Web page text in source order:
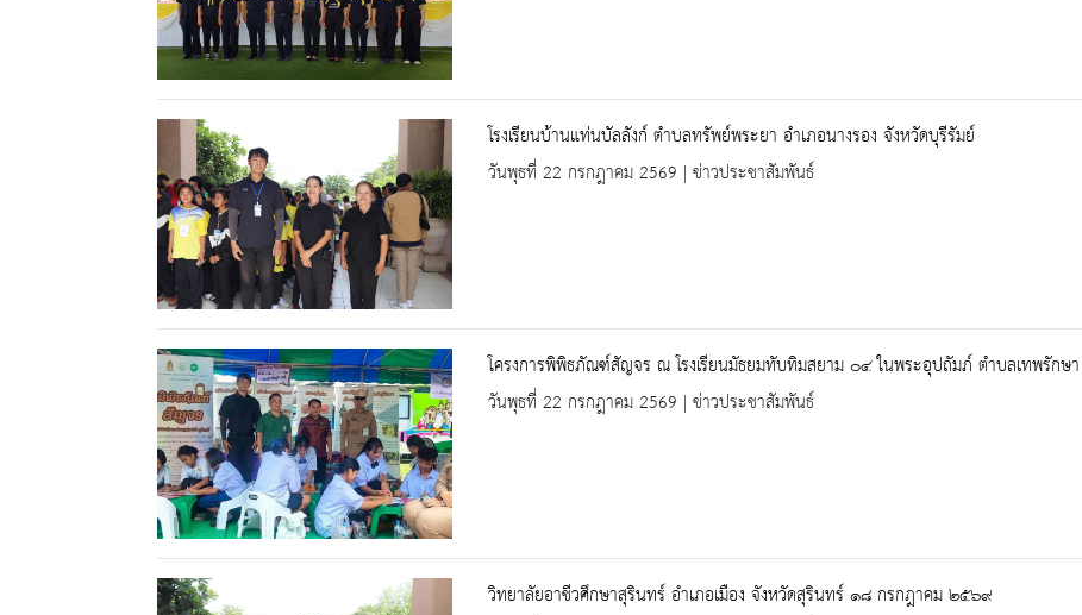
โรงเรียนบ้านแท่นบัลลังก์ ตำบลทรัพย์พระยา อำเภอนางรอง จังหวัดบุรีรัมย์
วันพุธที่ 22 กรกฎาคม 2569 | ข่าวประชาสัมพันธ์
โครงการพิพิธภัณฑ์สัญจร ณ โรงเรียนมัธยมทับทิมสยาม ๐๔ ในพระอุปถัมภ์ ตำบลเทพรักษ
วันพุธที่ 22 กรกฎาคม 2569 | ข่าวประชาสัมพันธ์
วิทยาลัยอาชีวศึกษาสุรินทร์ อำเภอเมือง จังหวัดสุรินทร์ ๑๘ กรกฎาคม ๒๕๖๙